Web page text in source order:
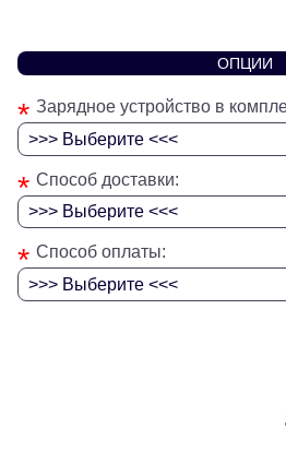
ОПЦИИ
* Зарядное устройство в
* Способ доставки:
* Способ оплаты: